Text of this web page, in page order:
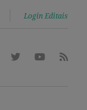
Login Editais